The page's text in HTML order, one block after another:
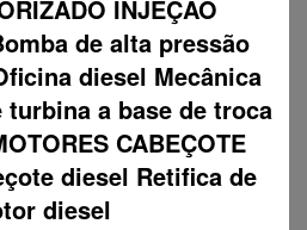
INJEÇÃO
de alta pressão
diesel Mecânica
a base de troca
CABEÇOTE
diesel Retifica de
diesel